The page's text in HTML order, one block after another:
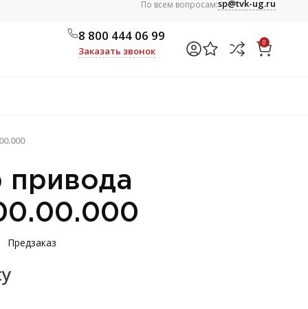
По всем вопросам:sp@tvk-ug.ru
8 800 444 06 99
Заказать звонок
0
привода
Предзаказ